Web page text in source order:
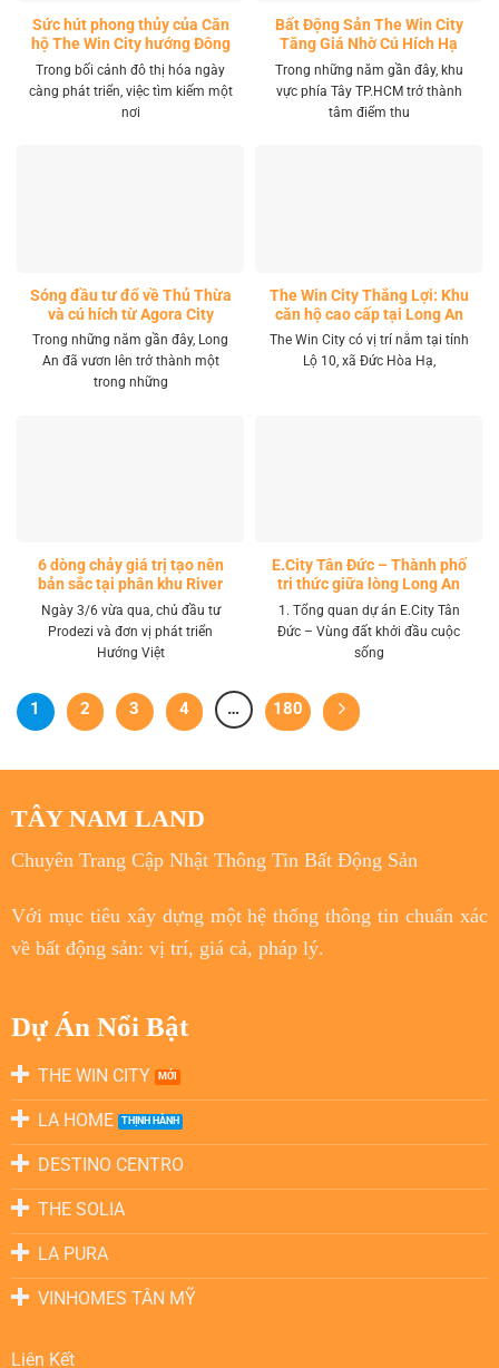
Sức hút phong thủy của Căn
hộ The Win City hướng Đông
Nam
Trong bối cảnh đô thị hóa ngày
càng phát triển, việc tìm kiếm một
nơi
Bất Động Sản The Win City
Tăng Giá Nhờ Cú Hích Hạ
Tầng
Trong những năm gần đây, khu
vực phía Tây TP.HCM trở thành
tâm điểm thu
Sóng đầu tư đổ về Thủ Thừa
và cú hích từ Agora City
Trong những năm gần đây, Long
An đã vươn lên trở thành một
trong những
The Win City Thắng Lợi: Khu
căn hộ cao cấp tại Long An
The Win City có vị trí nằm tại tỉnh
Lộ 10, xã Đức Hòa Hạ,
6 dòng chảy giá trị tạo nên
bản sắc tại phân khu River
Park LA Home
Ngày 3/6 vừa qua, chủ đầu tư
Prodezi và đơn vị phát triển
Hướng Việt
E.City Tân Đức – Thành phố
tri thức giữa lòng Long An
1. Tổng quan dự án E.City Tân
Đức – Vùng đất khởi đầu cuộc
sống
1 2 3 4 … 180
TÂY NAM LAND
Chuyên Trang Cập Nhật Thông Tin Bất Động Sản
Với mục tiêuxây dựng một hệ thống thông tin chuẩn xác
về bất động sản: vị trí, giá cả, pháp lý.
Dự Án Nổi Bật
THE WIN CITY
LA HOME
DESTINO CENTRO
THE SOLIA
LA PURA
VINHOMES TÂN MỸ
Liên Kết